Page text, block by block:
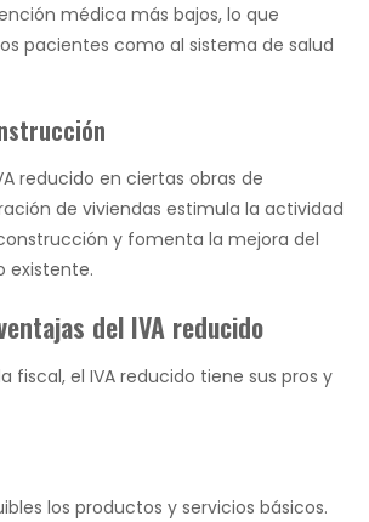
médica más bajos, lo que
pacientes como al sistema de salud
reducido en ciertas obras de
de viviendas estimula la actividad
y fomenta la mejora del
existente.
del IVA reducido
fiscal, el IVA reducido tiene sus pros y
los productos y servicios básicos.